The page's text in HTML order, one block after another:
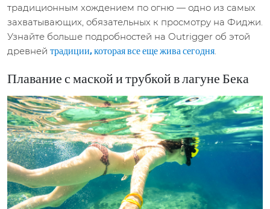
традиционным хождением по огню — одно из самых
захватывающих, обязательных к просмотру на Фиджи.
Узнайте больше подробностей на Outrigger об этой
древней традиции, которая все еще жива сегодня.
Плавание с маской и трубкой в лагуне Бека